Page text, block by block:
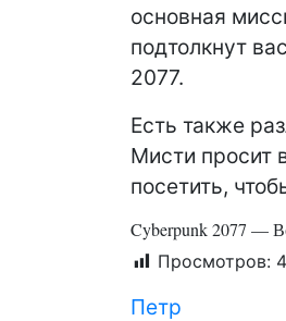
основная
подтолкнут
2077.
Есть также
Мисти просит
посетить,
Cyberpunk 2077 —
Просмотров:
Петр